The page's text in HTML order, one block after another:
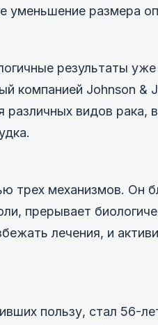
уменьшение размера
результаты
компанией Johnson &
различных видов рака,
трех механизмов. Он
прерывает
лечения, и
пользу, стал 56-